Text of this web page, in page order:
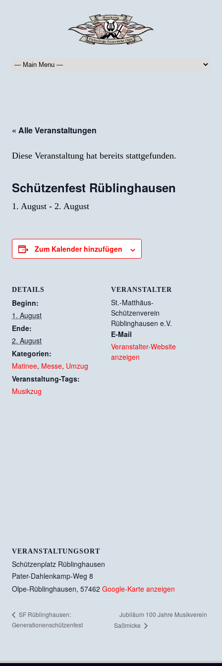
« Alle Veranstaltungen
Diese Veranstaltung hat bereits stattgefunden.
Schützenfest Rüblinghausen
1. August - 2. August
Zum Kalender hinzufügen
DETAILS
Beginn:
1. August
Ende:
2. August
Kategorien:
Matinee, Messe, Umzug
Veranstaltung-Tags:
Musikzug
VERANSTALTER
St.-Matthäus-
Schützenverein
Rüblinghausen e.V.
E-Mail
Veranstalter-Website
anzeigen
VERANSTALTUNGSORT
Schützenplatz Rüblinghausen
Pater-Dahlenkamp-Weg 8
Olpe-Rüblinghausen, 57462 Google-Karte anzeigen
SF Rüblinghausen:
Generationenschützenfest
Jubiläum 100 Jahre Musikverein
Saßmicke